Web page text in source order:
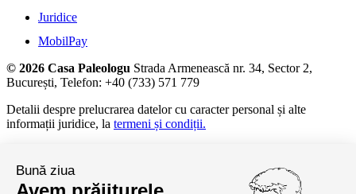
Juridice
MobilPay
© 2026 Casa Paleologu Strada Armenească nr. 34, Sector 2,
București, Telefon: +40 (733) 571 779
Detalii despre prelucrarea datelor cu caracter personal și alte
informații juridice, la termeni și condiții.
Bună ziua